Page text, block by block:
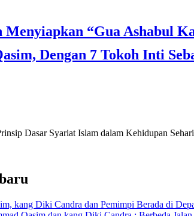
Dengan 7 Tokoh Inti
Dasar Syariat Islam dalam Kehidupan
kang Diki Candra dan Pemimpi Berada di